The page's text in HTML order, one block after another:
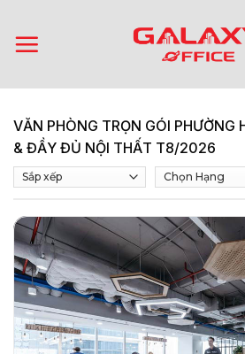
qua
nội
VĂN PHÒNG TRỌN GÓI PHƯỜNG
& ĐẦY ĐỦ NỘI THẤT T8/2026